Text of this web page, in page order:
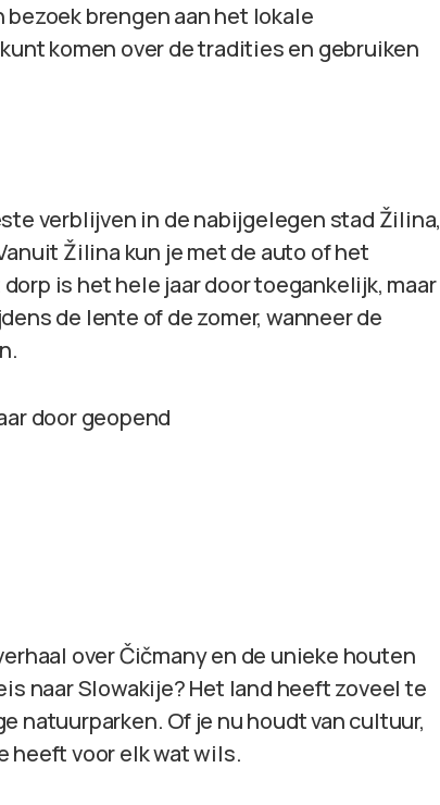
bezoek brengen aan het lokale
komen over de tradities en gebruiken
verblijven in de nabijgelegen stad Žilina,
Žilina kun je met de auto of het
is het hele jaar door toegankelijk, maar
de lente of de zomer, wanneer de
door geopend
over Čičmany en de unieke houten
naar Slowakije? Het land heeft zoveel te
natuurparken. Of je nu houdt van cultuur,
heeft voor elk wat wils.